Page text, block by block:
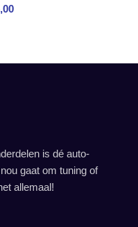
is dé auto-
gaat om tuning of
allemaal!